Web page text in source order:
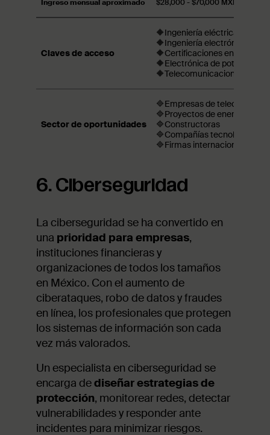
Ingreso mensual aproximado $28,000 - $70,000 MXN
Claves de acceso
🔶Ingeniería eléctrica
🔶Ingeniería electrónica /
🔶Certificaciones en
🔶Electrónica de potencia
🔶Telecomunicaciones.
Sector de oportunidades
🔷Empresas de
🔷Proyectos de energía
🔷Constructoras
🔷Compañías tecnológicas
🔷Firmas internacionales de
6. Ciberseguridad
La ciberseguridad se ha convertido en
una prioridad para empresas,
instituciones financieras y
organizaciones de todos los tamaños
en México. Con el aumento de
ciberataques, robo de datos y fraudes
en línea, los profesionales que protegen
los sistemas de información son cada
vez más valorados.
Un especialista en ciberseguridad se
encarga dediseñar estrategias de
protección, monitorear redes, detectar
vulnerabilidades y responder ante
incidentes para minimizar riesgos.